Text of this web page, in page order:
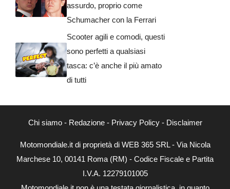
assurdo, proprio come
Schumacher con la Ferrari
Scooter agili e comodi, questi
sono perfetti a qualsiasi
tasca: c’è anche il più amato
di tutti
Chi siamo- Redazione- Privacy Policy- Disclaimer
Motomondiale.it di proprietà di WEB 365 SRL - Via Nicola
Marchese 10, 00141 Roma (RM) - Codice Fiscale e Partita
I.V.A. 12279101005